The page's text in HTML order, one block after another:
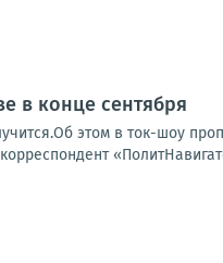
в конце сентября
этом в ток-шоу